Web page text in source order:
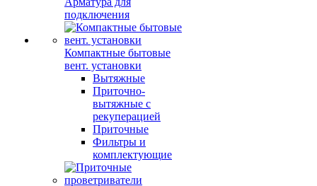
подключения
Компактные бытовые
вент. установки
Вытяжные
Приточно-
вытяжные с
рекуперацией
Приточные
Фильтры и
комплектующие